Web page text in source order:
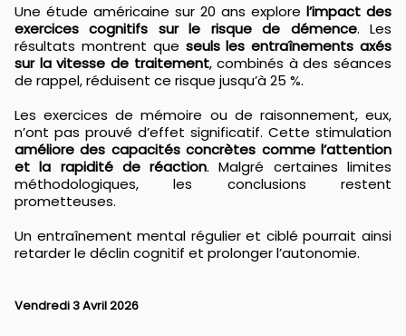
Une étude américaine sur 20 ans explore l’impact des
exercices cognitifs sur le risque de démence. Les
résultats montrent que seuls les entraînements axés
sur la vitesse de traitement, combinés à des séances
de rappel, réduisent ce risque jusqu’à 25 %.
Les exercices de mémoire ou de raisonnement, eux,
n’ont pas prouvé d’effet significatif. Cette stimulation
améliore des capacités concrètes comme l’attention
et la rapidité de réaction. Malgré certaines limites
méthodologiques, les conclusions restent
prometteuses.
Un entraînement mental régulier et ciblé pourrait ainsi
retarder le déclin cognitif et prolonger l’autonomie.
Vendredi 3 Avril 2026